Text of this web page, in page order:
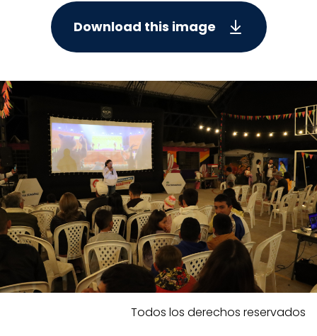
Download this image
Todos los derechos reservados